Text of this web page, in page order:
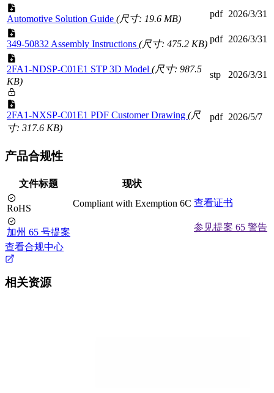
Automotive Solution Guide (尺寸: 19.6 MB) pdf 2026/3/31
349-50832 Assembly Instructions (尺寸: 475.2 KB) pdf 2026/3/31
2FA1-NDSP-C01E1 STP 3D Model (尺寸: 987.5
KB)
stp 2026/3/31
2FA1-NXSP-C01E1 PDF Customer Drawing (尺
寸: 317.6 KB)
pdf 2026/5/7
产品合规性
文件标题 现状
RoHS Compliant with Exemption 6C 查看证书
加州 65 号提案
参见提案 65 警告
查看合规中心
相关资源